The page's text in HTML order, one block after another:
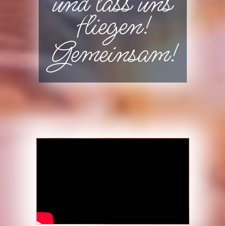
fliegen!
Gemeinsam!